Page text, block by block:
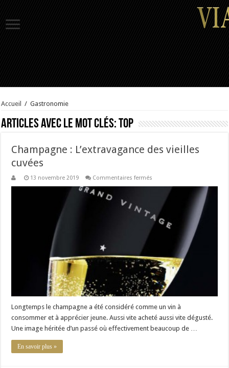
Accueil / Gastronomie
Articles avec le mot clés:top
Champagne : L’extravagance des vieilles
cuvées
13 novembre 2019 Commentaires fermés
L’extravagance
vieilles
cuvées
Longtemps le champagne a été considéré comme un vin à
consommer et à apprécier jeune. Aussi vite acheté aussi vite dégusté.
Une image héritée d’un passé où effectivement beaucoup de …
En savoir plus »